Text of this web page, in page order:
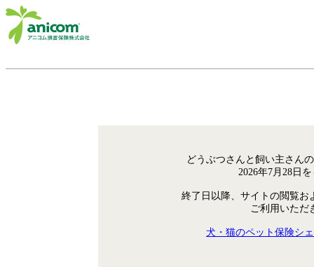
どうぶつさんと飼い主さん
2026年7月28日
終了日以降、サイトの閲覧お
ご利用いただ
犬・猫のペット保険シ